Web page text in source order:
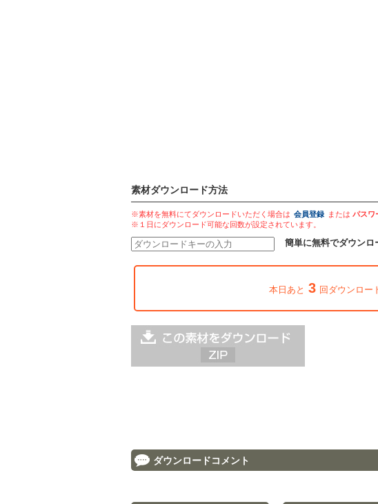
素材ダウンロード方法
※素材を無料にてダウンロードいただく場合は 会員登録 または パスワ
※１日にダウンロード可能な回数が設定されています。
簡単に無料でダウンロ
本日あと 3 回ダウンロー
ダウンロードコメント